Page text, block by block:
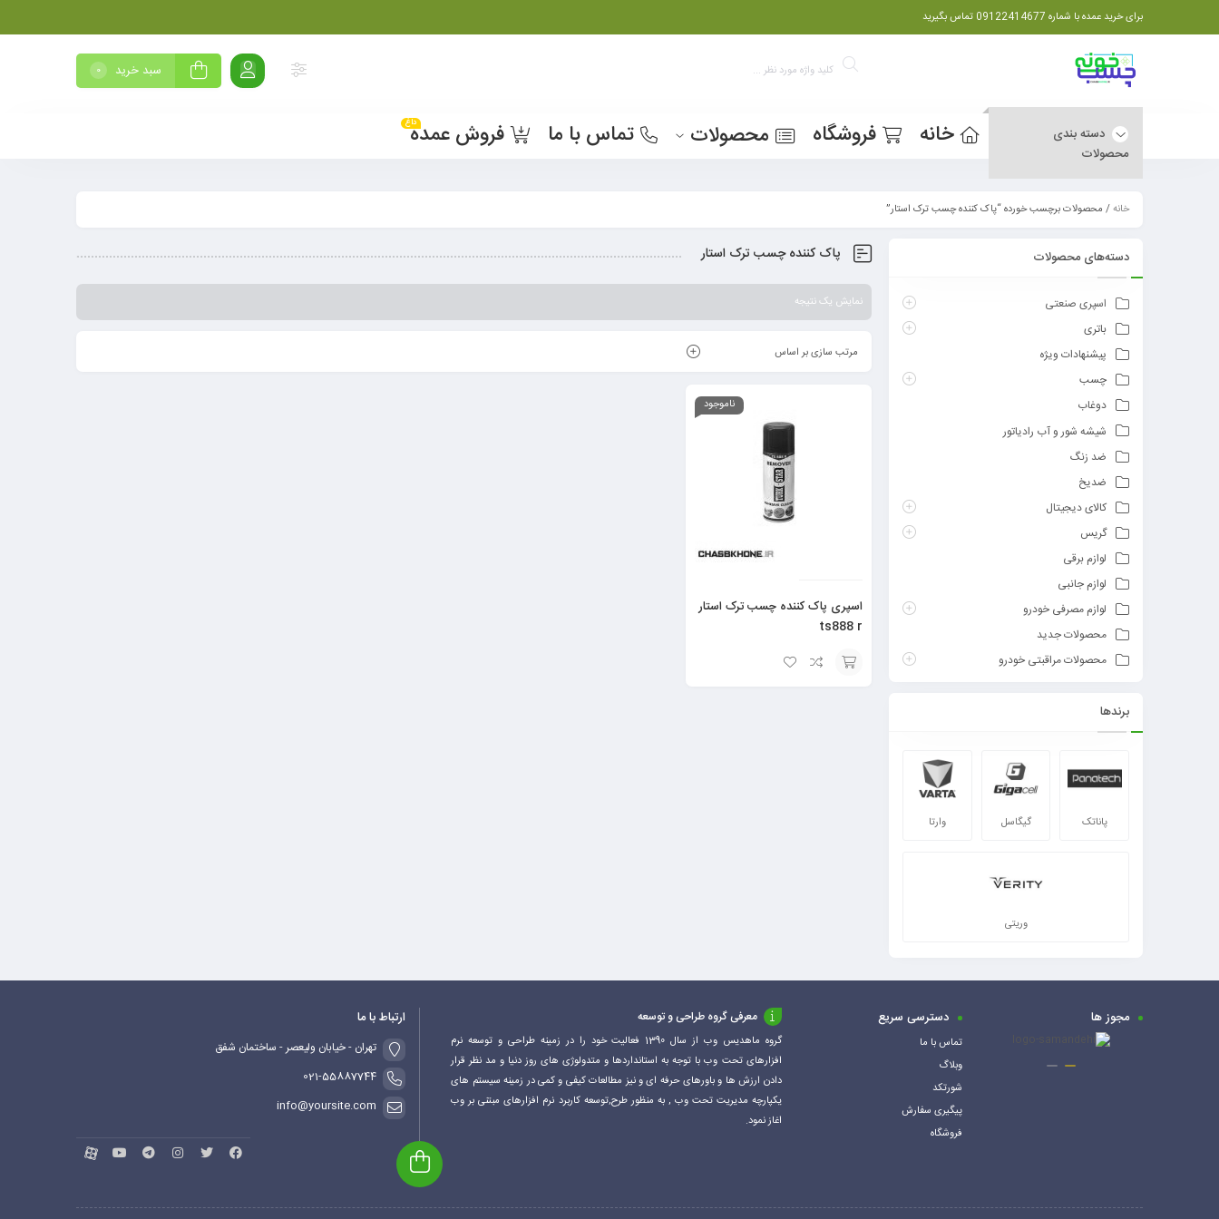
برای خرید عمده با شماره 09122414677 تماس بگیرید
سبد خرید 0
دسته بندی
محصولات
خانه فروشگاه محصولات تماس با ما فروش عمدهداغ
خانه/ محصولات برچسب خورده “پاک کننده چسب ترک استار”
پاک کننده چسب ترک استار
نمایش یک نتیجه
مرتب سازی بر اساس
ناموجود
اسپری پاک کننده چسب ترک استار
ts888 r
دسته‌های محصولات
اسپری صنعتی
باتری
پیشنهادات ویژه
چسب
دوغاب
شیشه شور و آب رادیاتور
ضد زنگ
ضدیخ
کالای دیجیتال
گریس
لوازم برقی
لوازم جانبی
لوازم مصرفی خودرو
محصولات جدید
محصولات مراقبتی خودرو
برندها
پاناتک گیگاسل وارتا
وریتی
مجوز ها دسترسی سریع
تماس با ما
وبلاگ
شورتکد
پیگیری سفارش
فروشگاه
معرفی گروه طراحی و توسعه
گروه ماهدیس وب از سال 1390 فعالیت خود را در زمینه طراحی و توسعه نرم
افزارهای تحت وب با توجه به استانداردها و متدولوژی های روز دنیا و مد نظر قرار
دادن ارزش ها و باورهای حرفه ای و نیز مطالعات کیفی و کمی در زمینه سیستم های
یکپارچه مدیریت تحت وب , به منظور طرح,توسعه کاربرد نرم افزارهای مبتنی بر وب
اغاز نمود.
ارتباط با ما
تهران - خیابان ولیعصر - ساختمان شفق
021-55887744
info@yoursite.com